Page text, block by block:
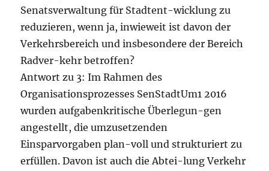
Senatsverwaltung für Stadtent-wicklung zu
reduzieren, wenn ja, inwieweit ist davon der
Verkehrsbereich und insbesondere der Bereich
Radver-kehr betroffen?
Antwort zu 3: Im Rahmen des
Organisationsprozesses SenStadtUm1 2016
wurden aufgabenkritische Überlegun-gen
angestellt, die umzusetzenden
Einsparvorgaben plan-voll und strukturiert zu
erfüllen. Davon ist auch die Abtei-lung Verkehr